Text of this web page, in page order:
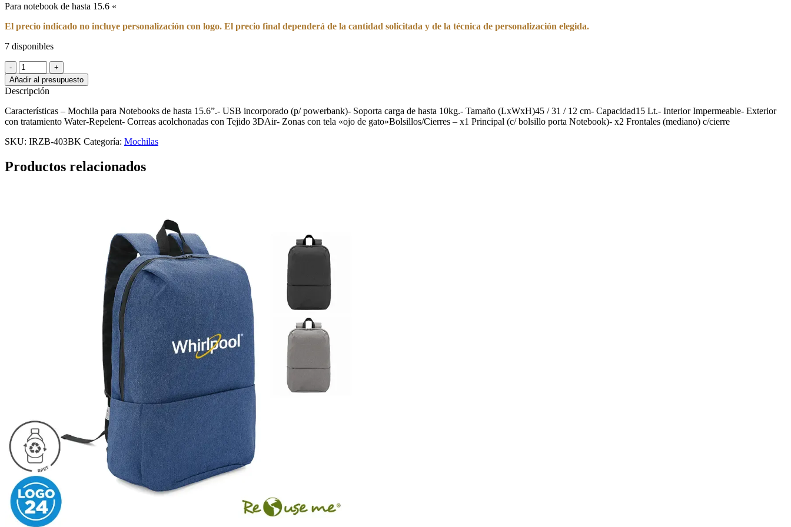
Para notebook de hasta 15.6 «
El precio indicado no incluye personalización con logo. El precio final dependerá de la cantidad solicitada y de la técnica de personalización elegida.
7 disponibles
ZÖM
-
Mochila
ZB-
403BK
USB
Añadir al presupuesto
Descripción
Características – Mochila para Notebooks de hasta 15.6”.- USB incorporado (p/ powerbank)- Soporta carga de hasta 10kg.- Tamaño (LxWxH)45 / 31 / 12 cm- Capacidad15 Lt.- Interior Impermeable- Exterior
con tratamiento Water-Repelent- Correas acolchonadas con Tejido 3DAir- Zonas con tela «ojo de gato»Bolsillos/Cierres – x1 Principal (c/ bolsillo porta Notebook)- x2 Frontales (mediano) c/cierre
SKU: IRZB-403BK Categoría: Mochilas
Productos relacionados